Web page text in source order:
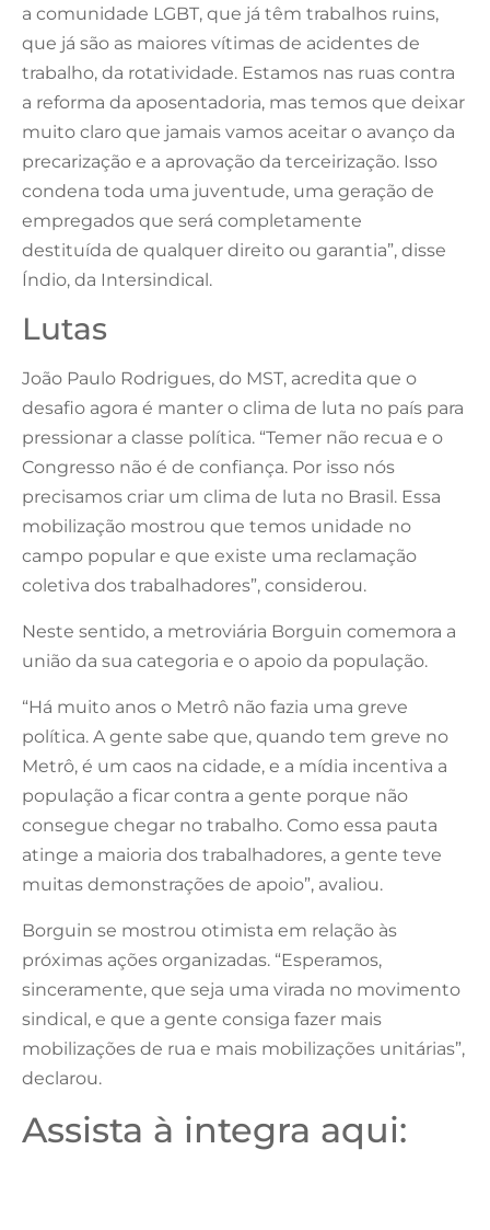
a comunidade LGBT, que já têm trabalhos ruins,
que já são as maiores vítimas de acidentes de
trabalho, da rotatividade. Estamos nas ruas contra
a reforma da aposentadoria, mas temos que deixar
muito claro que jamais vamos aceitar o avanço da
precarização e a aprovação da terceirização. Isso
condena toda uma juventude, uma geração de
empregados que será completamente
destituída de qualquer direito ou garantia”, disse
Índio, da Intersindical.
Lutas
João Paulo Rodrigues, do MST, acredita que o
desafio agora é manter o clima de luta no país para
pressionar a classe política. “Temer não recua e o
Congresso não é de confiança. Por isso nós
precisamos criar um clima de luta no Brasil. Essa
mobilização mostrou que temos unidade no
campo popular e que existe uma reclamação
coletiva dos trabalhadores”, considerou.
Neste sentido, a metroviária Borguin comemora a
união da sua categoria e o apoio da população.
“Há muito anos o Metrô não fazia uma greve
política. A gente sabe que, quando tem greve no
Metrô, é um caos na cidade, e a mídia incentiva a
população a ficar contra a gente porque não
consegue chegar no trabalho. Como essa pauta
atinge a maioria dos trabalhadores, a gente teve
muitas demonstrações de apoio”, avaliou.
Borguin se mostrou otimista em relação às
próximas ações organizadas. “Esperamos,
sinceramente, que seja uma virada no movimento
sindical, e que a gente consiga fazer mais
mobilizações de rua e mais mobilizações unitárias”,
declarou.
Assista à integra aqui: